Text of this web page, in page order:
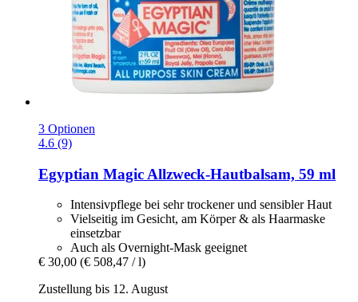
3 Optionen
4.6 (9)
Egyptian Magic Allzweck-​Hautbalsam, 59 ml
Intensivpflege bei sehr trockener und sensibler Haut
Vielseitig im Gesicht, am Körper & als Haarmaske
einsetzbar
Auch als Overnight-Mask geeignet
€ 30,00 (€ 508,47 / l)
Zustellung bis 12. August